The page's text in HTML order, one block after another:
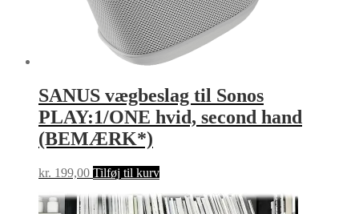
SANUS vægbeslag til Sonos
PLAY:1/ONE hvid, second hand
(BEMÆRK*)
kr. 199,00 Tilføj til kurv